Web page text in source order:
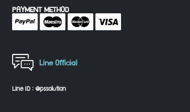
Line Official
Line ID : @pssolution
PAYMENT METHOD